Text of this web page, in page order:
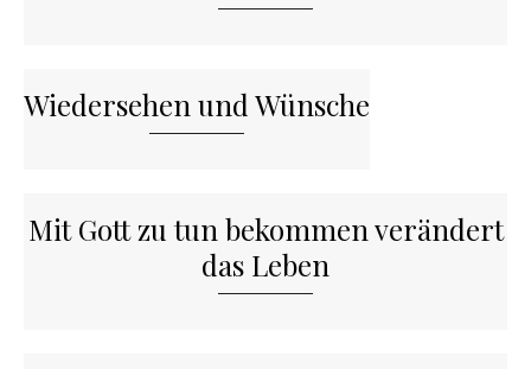
Wiedersehen und Wünsche
Mit Gott zu tun bekommen verändert
das Leben